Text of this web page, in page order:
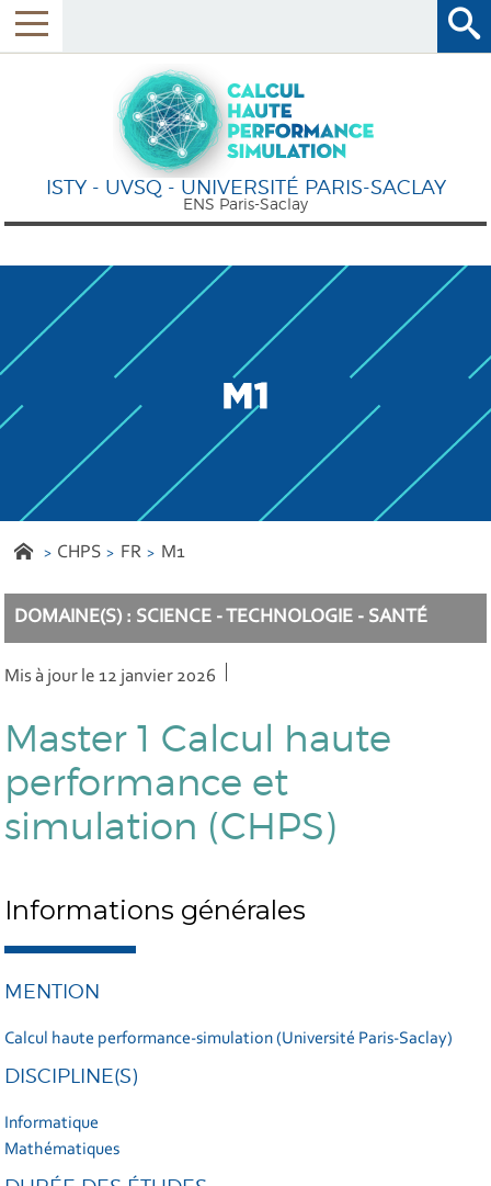
ISTY - UVSQ - UNIVERSITÉ PARIS-SACLAY
ENS Paris-Saclay
CHPS FR M1
DOMAINE(S) : SCIENCE - TECHNOLOGIE - SANTÉ
Mis à jour le 12 janvier 2026
Master 1 Calcul haute
performance et
simulation (CHPS)
Informations générales
MENTION
Calcul haute performance-simulation (Université Paris-Saclay)
DISCIPLINE(S)
Informatique
Mathématiques